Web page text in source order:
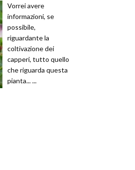
Vorrei avere
informazioni, se
possibile,
riguardante la
coltivazione dei
capperi, tutto quello
che riguarda questa
pianta... ...